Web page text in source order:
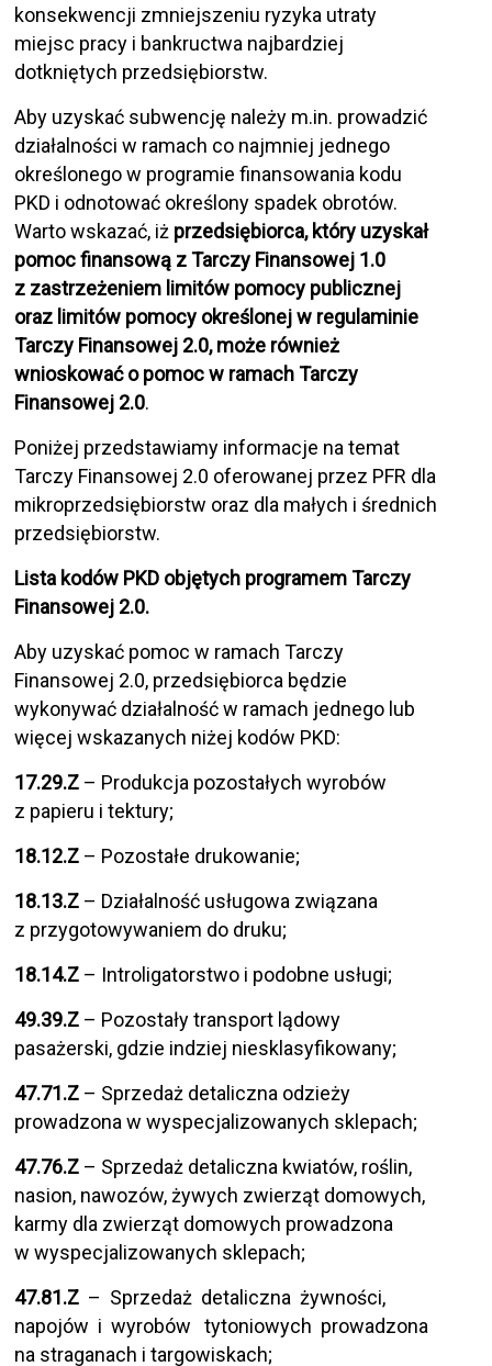
konsekwencji zmniejszeniu ryzyka utraty
miejsc pracy i bankructwa najbardziej
dotkniętych przedsiębiorstw.
Aby uzyskać subwencję należy m.in. prowadzić
działalności w ramach co najmniej jednego
określonego w programie finansowania kodu
PKD i odnotować określony spadek obrotów.
Warto wskazać, iż przedsiębiorca, który uzyskał
pomoc finansową z Tarczy Finansowej 1.0
z zastrzeżeniem limitów pomocy publicznej
oraz limitów pomocy określonej w regulaminie
Tarczy Finansowej 2.0, może również
wnioskować o pomoc w ramach Tarczy
Finansowej 2.0.
Poniżej przedstawiamy informacje na temat
Tarczy Finansowej 2.0 oferowanej przez PFR dla
mikroprzedsiębiorstw oraz dla małych i średnich
przedsiębiorstw.
Lista kodów PKD objętych programem Tarczy
Finansowej 2.0.
Aby uzyskać pomoc w ramach Tarczy
Finansowej 2.0, przedsiębiorca będzie
wykonywać działalność w ramach jednego lub
więcej wskazanych niżej kodów PKD:
17.29.Z – Produkcja pozostałych wyrobów
z papieru i tektury;
18.12.Z – Pozostałe drukowanie;
18.13.Z – Działalność usługowa związana
z przygotowywaniem do druku;
18.14.Z – Introligatorstwo i podobne usługi;
49.39.Z – Pozostały transport lądowy
pasażerski, gdzie indziej niesklasyfikowany;
47.71.Z – Sprzedaż detaliczna odzieży
prowadzona w wyspecjalizowanych sklepach;
47.76.Z – Sprzedaż detaliczna kwiatów, roślin,
nasion, nawozów, żywych zwierząt domowych,
karmy dla zwierząt domowych prowadzona
w wyspecjalizowanych sklepach;
47.81.Z – Sprzedaż detaliczna żywności,
napojów i wyrobów tytoniowych prowadzona
na straganach i targowiskach;